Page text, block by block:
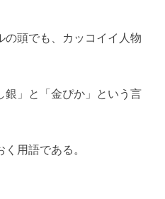
の頭でも、カッコイイ人物
銀」と「金ぴか」という言
用語である。